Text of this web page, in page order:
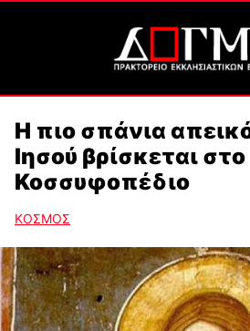
Η πιο σπάνια
Ιησού βρίσκεται στο
Κοσσυφοπέδιο
ΚΟΣΜΟΣ